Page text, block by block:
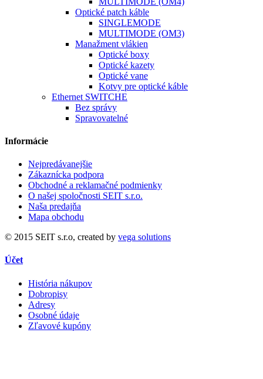
Optické patch káble
SINGLEMODE
MULTIMODE (OM3)
Manažment vlákien
Optické boxy
Optické kazety
Optické vane
Kotvy pre optické káble
Ethernet SWITCHE
Bez správy
Spravovatelné
Informácie
Nejpredávanejšie
Zákaznícka podpora
Obchodné a reklamačné podmienky
O našej spoločnosti SEIT s.r.o.
Naša predajňa
Mapa obchodu
© 2015 SEIT s.r.o, created by vega solutions
Účet
História nákupov
Dobropisy
Adresy
Osobné údaje
Zľavové kupóny